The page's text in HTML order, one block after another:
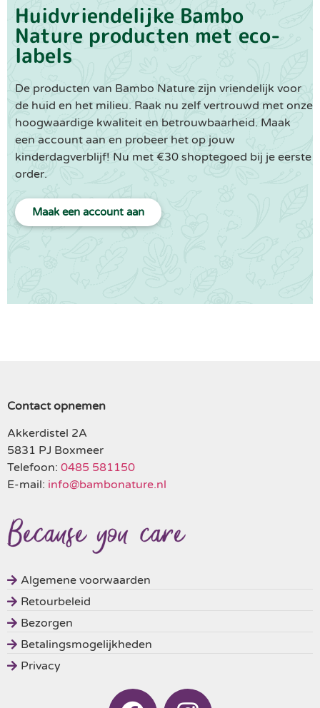
Huidvriendelijke Bambo
Nature producten met eco-
labels
De producten van Bambo Nature zijn vriendelijk voor
de huid en het milieu. Raak nu zelf vertrouwd met onze
hoogwaardige kwaliteit en betrouwbaarheid. Maak
een account aan en probeer het op jouw
kinderdagverblijf! Nu met €30 shoptegoed bij je eerste
order.
Maak een account aan
Contact opnemen
Akkerdistel 2A
5831 PJ Boxmeer
Telefoon: 0485 581150
E-mail: info@bambonature.nl
Algemene voorwaarden
Retourbeleid
Bezorgen
Betalingsmogelijkheden
Privacy